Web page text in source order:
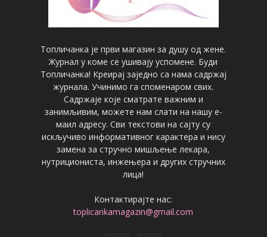
Топличанка је први магазин за душу од жене.
Журнал у коме се ушивају успомене. Буди
Топличанка! Креирај заједно са нама садржај
журнала. Учинимо га споменаром свих.
Садржаје које сматрате важним и
занимљивим, можете нам слати на нашу е-
маил адресу. Сви текстови на сајту су
искључиво информативног карактера и нису
замена за стручно мишљење лекара,
нутрициониста, инжењера и других стручних
лица!
Контактирајте нас:
toplicankamagazin@gmail.com